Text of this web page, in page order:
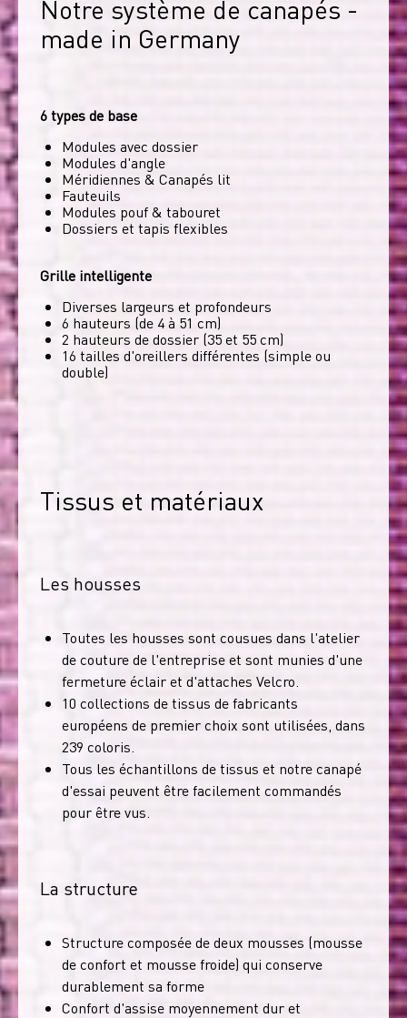
Notre système de canapés -
made in Germany
6 types de base
Modules avec dossier
Modules d'angle
Méridiennes & Canapés lit
Fauteuils
Modules pouf & tabouret
Dossiers et tapis flexibles
Grille intelligente
Diverses largeurs et profondeurs
6 hauteurs (de 4 à 51 cm)
2 hauteurs de dossier (35 et 55 cm)
16 tailles d'oreillers différentes (simple ou
double)
Tissus et matériaux
Les housses
Toutes les housses sont cousues dans l'atelier
de couture de l'entreprise et sont munies d'une
fermeture éclair et d'attaches Velcro.
10 collections de tissus de fabricants
européens de premier choix sont utilisées, dans
239 coloris.
Tous les échantillons de tissus et notre canapé
d'essai peuvent être facilement commandés
pour être vus.
La structure
Structure composée de deux mousses (mousse
de confort et mousse froide) qui conserve
durablement sa forme
Confort d'assise moyennement dur et